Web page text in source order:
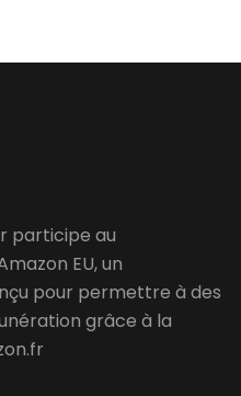
participe au
EU, un
pour permettre à des
grâce à la